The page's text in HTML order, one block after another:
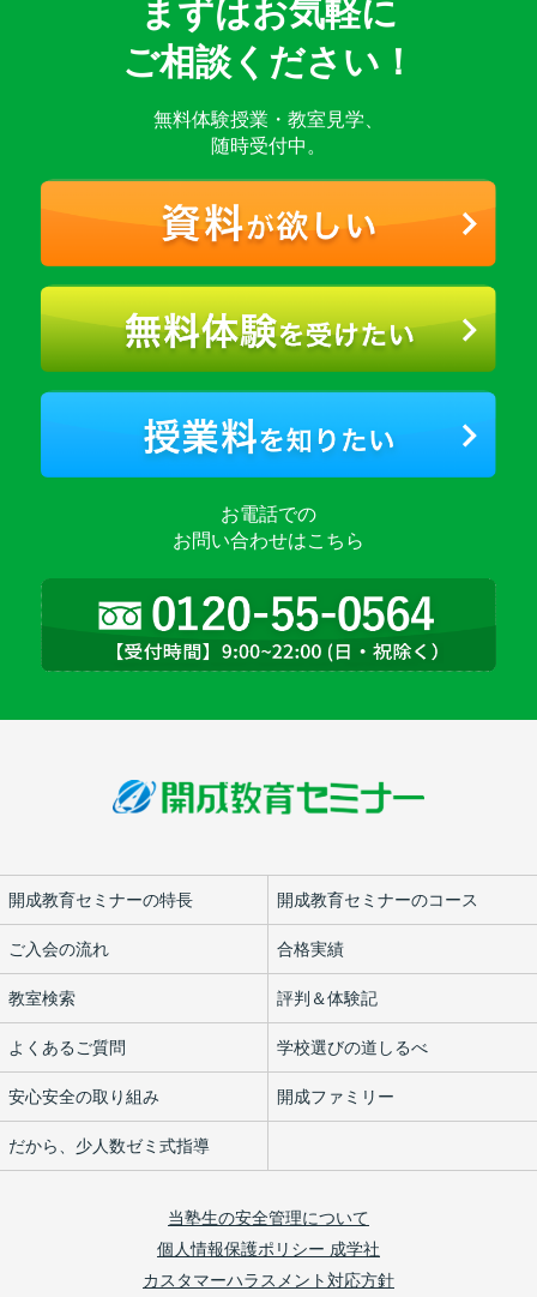
まずはお気軽に
ご相談ください！
無料体験授業・教室見学、
随時受付中。
お電話での
お問い合わせはこちら
開成教育セミナーの特長 開成教育セミナーのコース
ご入会の流れ 合格実績
教室検索 評判＆体験記
よくあるご質問 学校選びの道しるべ
安心安全の取り組み 開成ファミリー
だから、少人数ゼミ式指導
当塾生の安全管理について
個人情報保護ポリシー 成学社
カスタマーハラスメント対応方針